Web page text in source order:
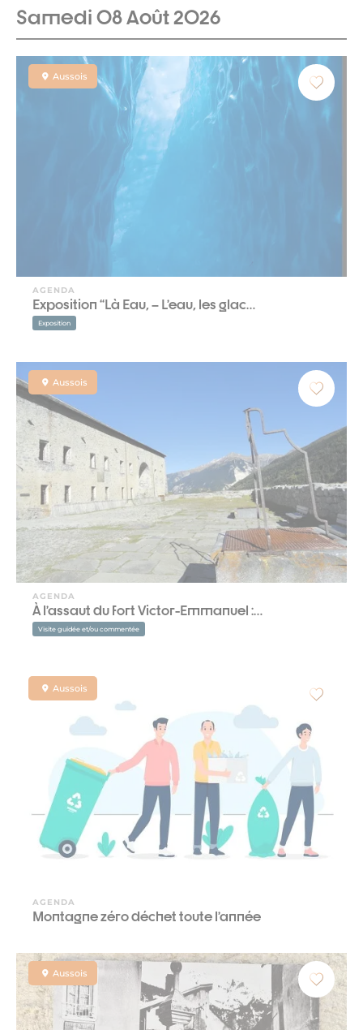
Samedi 08 Août 2026
Aussois
AGENDA
Exposition “Là Eau, – L’eau, les glac…
Exposition
Aussois
AGENDA
À l’assaut du fort Victor-Emmanuel :…
Visite guidée et/ou commentée
Aussois
AGENDA
Montagne zéro déchet toute l’année
Aussois